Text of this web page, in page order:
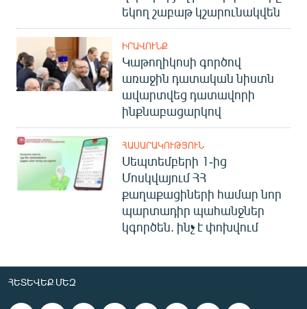
եկող շաբաթ կշարունակվեն
ԻՐԱՎՈՒՆՔ
Կաթողիկոսի գործով
առաջին դատական նիստն
ավարտվեց դատավորի
ինքնաբացարկով
ՀԱՍԱՐԱԿՈՒԹՅՈՒՆ
Սեպտեմբերի 1-ից
Մոսկվայում ՀՀ
քաղաքացիների համար նոր
պարտադիր պահանջներ
կգործեն. ինչ է փոխվում
ՀԵՏԵՎԵՔ ՄԵԶ